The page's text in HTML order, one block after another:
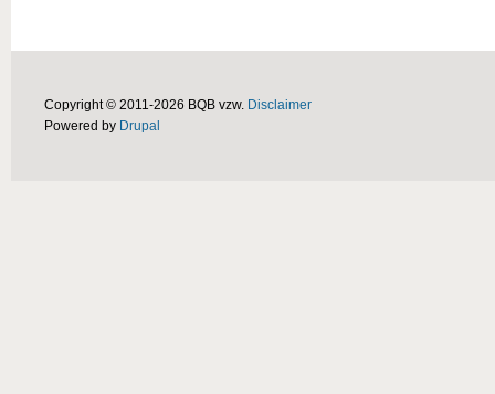
Copyright © 2011-2026 BQB vzw. Disclaimer
Powered by Drupal